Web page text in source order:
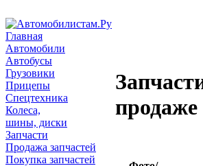
Главная
Автомобили
Автобусы
Грузовики
Прицепы
Спецтехника
Колеса,
шины, диски
Запчасти
Продажа запчастей
Покупка запчастей
продаже